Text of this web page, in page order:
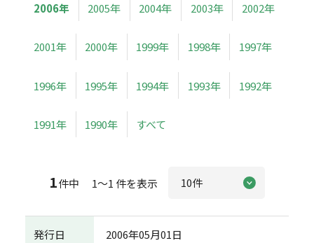
2006年 2005年 2004年 2003年 2002年
2001年 2000年 1999年 1998年 1997年
1996年 1995年 1994年 1993年 1992年
1991年 1990年 すべて
1件中 1～1 件を表示
発行日 2006年05月01日